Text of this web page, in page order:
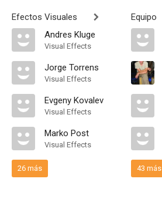
Efectos Visuales
Andres Kluge
Visual Effects
Jorge Torrens
Visual Effects
Evgeny Kovalev
Visual Effects
Marko Post
Visual Effects
26 más
Equipo
43 más